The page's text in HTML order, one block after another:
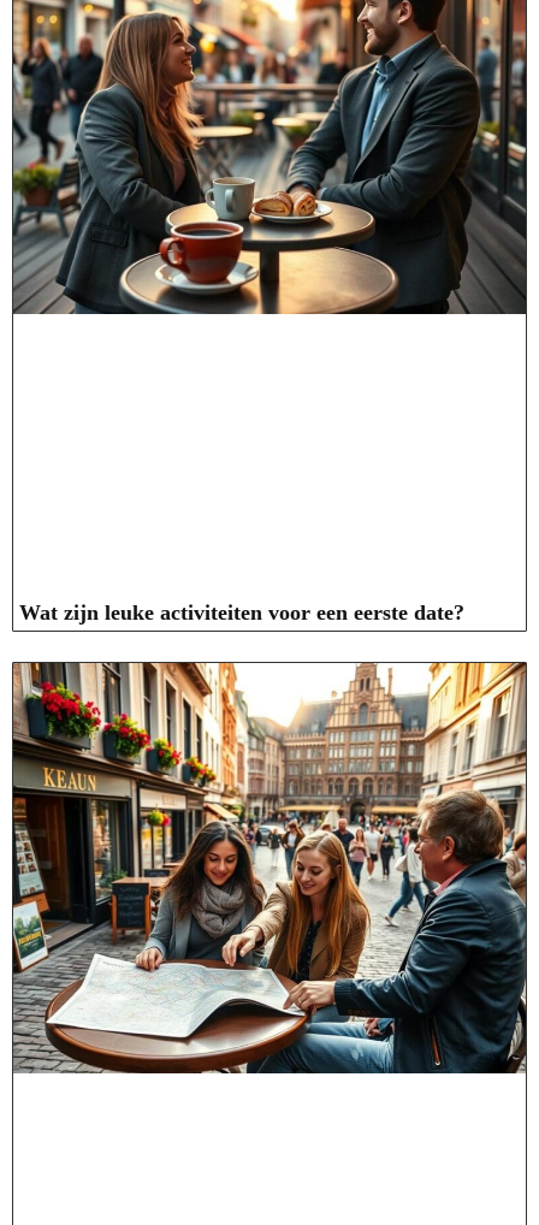
Wat zijn leuke activiteiten voor een eerste date?